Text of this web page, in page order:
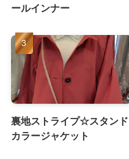
ールインナー
裏地ストライプ☆スタンド
カラージャケット